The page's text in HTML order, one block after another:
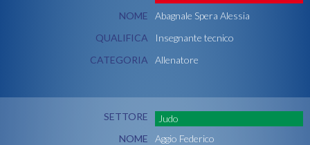
NOME
Abagnale Spera Alessia
QUALIFICA
Insegnante tecnico
CATEGORIA
Allenatore
SETTORE
Judo
NOME
Aggio Federico